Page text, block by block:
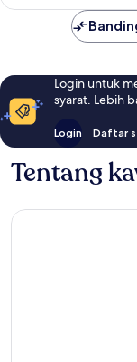
Login untuk
syarat. Lebih
Login Daftar
Tentang